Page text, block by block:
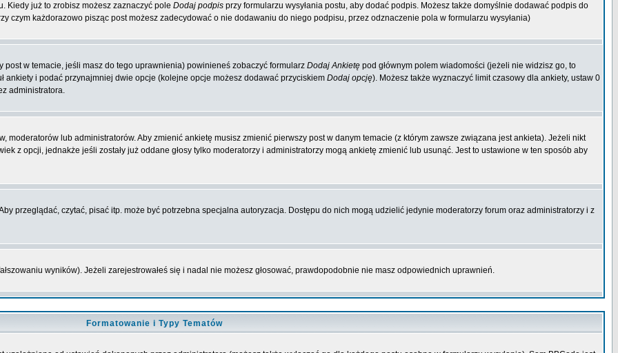
Kiedy już to zrobisz możesz zaznaczyć pole Dodaj podpis przy formularzu wysyłania postu, aby dodać podpis. Możesz także domyślnie dodawać podpis do
czym każdorazowo pisząc post możesz zadecydować o nie dodawaniu do niego podpisu, przez odznaczenie pola w formularzu wysyłania)
w temacie, jeśli masz do tego uprawnienia) powinieneś zobaczyć formularz Dodaj Ankietę pod głównym polem wiadomości (jeżeli nie widzisz go, to
i podać przynajmniej dwie opcje (kolejne opcje możesz dodawać przyciskiem Dodaj opcję). Możesz także wyznaczyć limit czasowy dla ankiety, ustaw 0
administratora.
lub administratorów. Aby zmienić ankietę musisz zmienić pierwszy post w danym temacie (z którym zawsze związana jest ankieta). Jeżeli nikt
z opcji, jednakże jeśli zostały już oddane głosy tylko moderatorzy i administratorzy mogą ankietę zmienić lub usunąć. Jest to ustawione w ten sposób aby
przeglądać, czytać, pisać itp. może być potrzebna specjalna autoryzacja. Dostępu do nich mogą udzielić jedynie moderatorzy forum oraz administratorzy i z
wyników). Jeżeli zarejestrowałeś się i nadal nie możesz głosować, prawdopodobnie nie masz odpowiednich uprawnień.
Formatowanie i Typy Tematów